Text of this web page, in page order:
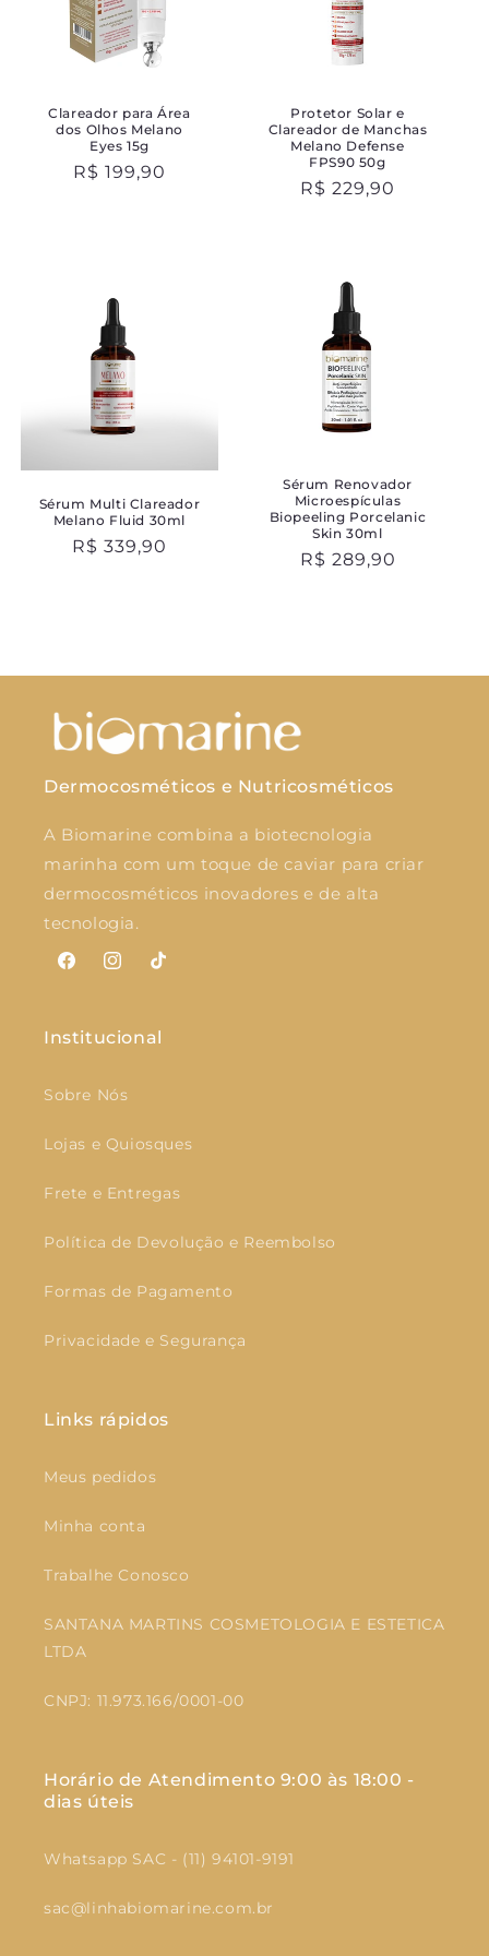
Clareador para Área
dos Olhos Melano
Eyes 15g
Preço
R$ 199,90
Protetor Solar e
Clareador de Manchas
Melano Defense
FPS90 50g
Preço
R$ 229,90
Sérum Multi Clareador
Melano Fluid 30ml
Preço
R$ 339,90
Sérum Renovador
Microespículas
Biopeeling Porcelanic
Skin 30ml
Preço
R$ 289,90
Dermocosméticos e Nutricosméticos
A Biomarine combina a biotecnologia
marinha com um toque de caviar para criar
dermocosméticos inovadores e de alta
tecnologia.
FacebookInstagram
TikTok
Institucional
Sobre Nós
Lojas e Quiosques
Frete e Entregas
Política de Devolução e Reembolso
Formas de Pagamento
Privacidade e Segurança
Links rápidos
Meus pedidos
Minha conta
Trabalhe Conosco
SANTANA MARTINS COSMETOLOGIA E ESTETICA
LTDA
CNPJ: 11.973.166/0001-00
Horário de Atendimento 9:00 às 18:00 -
dias úteis
Whatsapp SAC - (11) 94101-9191
sac@linhabiomarine.com.br